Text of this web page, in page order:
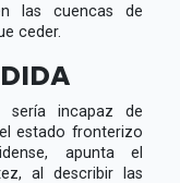
las cuencas de
ceder.
sería incapaz de
estado fronterizo
apunta el
al describir las